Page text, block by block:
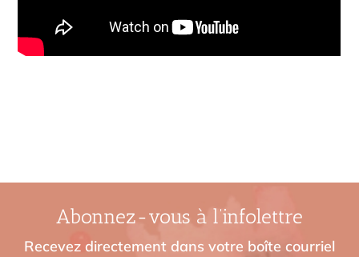
Abonnez-vous à l’infolettre
Recevez directement dans votre boîte courriel